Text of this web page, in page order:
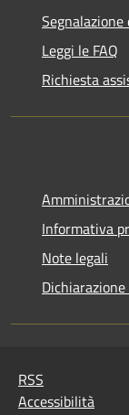
Leggi le FAQ
Richiesta
Informativa
Note legali
RSS
Accessibilità